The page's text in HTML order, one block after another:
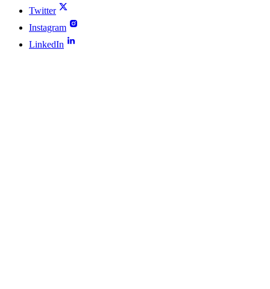
Twitter
Instagram
LinkedIn